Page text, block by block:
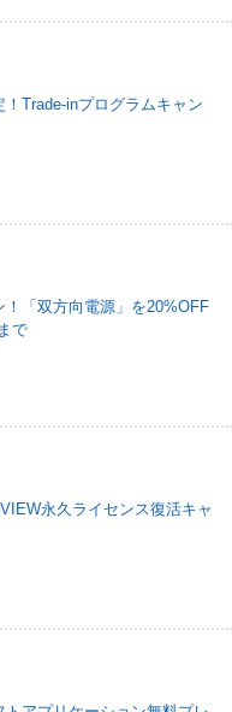
！Trade-inプログラムキャン
！「双方向電源」を20%OFF
で
永久ライセンス復活キャ